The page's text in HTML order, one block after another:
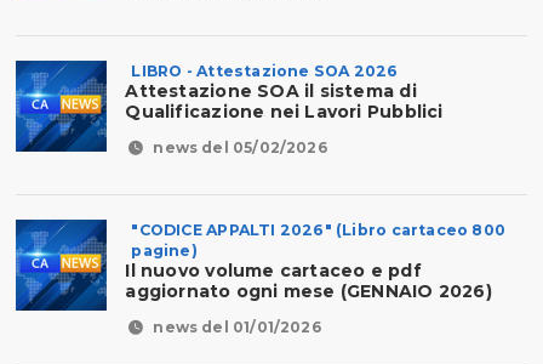
LIBRO - Attestazione SOA 2026
Attestazione SOA il sistema di
Qualificazione nei Lavori Pubblici
news del 05/02/2026
"CODICE APPALTI 2026" (Libro cartaceo 800
pagine)
Il nuovo volume cartaceo e pdf
aggiornato ogni mese (GENNAIO 2026)
news del 01/01/2026